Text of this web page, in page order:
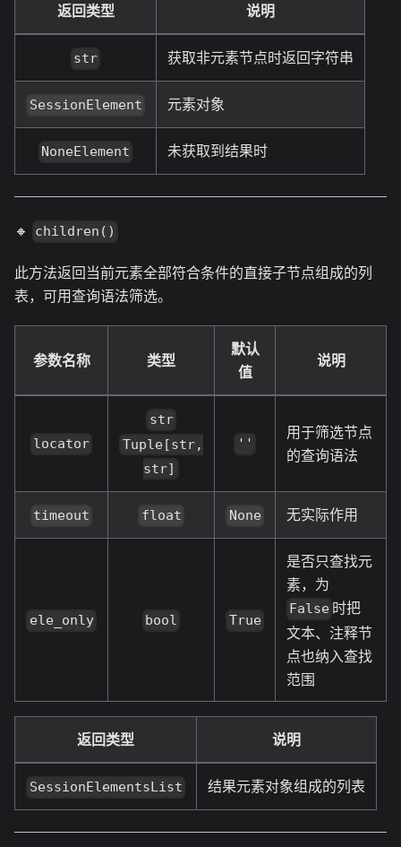
返回类型 说明
str 获取非元素节点时返回字符串
SessionElement 元素对象
NoneElement 未获取到结果时
🔸 children()
此方法返回当前元素全部符合条件的直接子节点组成的列
表，可用查询语法筛选。
参数名称 类型
默认
值
说明
locator
str
Tuple[str,
str]
''
用于筛选节点
的查询语法
timeout float None 无实际作用
ele_only bool True
是否只查找元
素，为
False 时把
文本、注释节
点也纳入查找
范围
返回类型 说明
SessionElementsList 结果元素对象组成的列表